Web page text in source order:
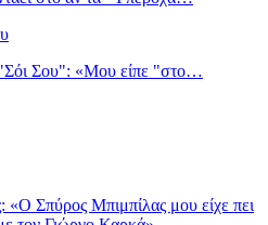
"Σόι Σου": «Μου είπε "στο…
«Ο Σπύρος Μπιμπίλας μου είχε πει